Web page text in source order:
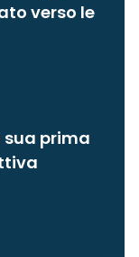
verso le
sua prima